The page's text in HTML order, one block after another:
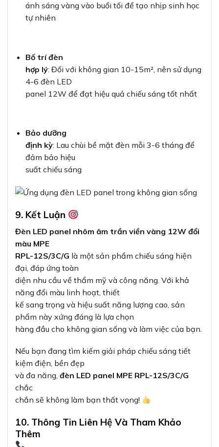
ánh sáng vàng vào buổi tối để tạo nhịp sinh học
tự nhiên
Bố trí đèn
hợp lý: Đối với không gian 10-15m², nên sử dụng
4-6 đèn LED
panel 12W để đạt hiệu quả chiếu sáng tốt nhất
Bảo dưỡng
định kỳ: Lau chùi bề mặt đèn mỗi 3-6 tháng để
đảm bảo hiệu
suất chiếu sáng
9. Kết Luận
Đèn LED panel nhôm âm trần viền vàng 12W đổi
màu MPE
RPL-12S/3C/G là một sản phẩm chiếu sáng hiện
đại, đáp ứng toàn
diện nhu cầu về thẩm mỹ và công năng. Với khả
năng đổi màu linh hoạt, thiết
kế sang trọng và hiệu suất năng lượng cao, sản
phẩm này xứng đáng là lựa chọn
hàng đầu cho không gian sống và làm việc của bạn.
Nếu bạn đang tìm kiếm giải pháp chiếu sáng tiết
kiệm điện, bền đẹp
và đa năng, đèn LED panel MPE RPL-12S/3C/G
chắc
chắn sẽ không làm bạn thất vọng!
10. Thông Tin Liên Hệ Và Tham Khảo
Thêm